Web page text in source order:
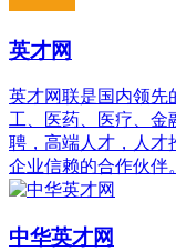
英才网
英才网联是国内领先
工、医药、医疗、金
聘，高端人才，人才
企业信赖的合作伙伴。
中华英才网